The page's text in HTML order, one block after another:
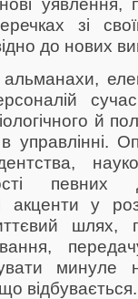
зі
до нових
й
в управлінні.
певних
акценти у
шлях,
минуле
відбувається.